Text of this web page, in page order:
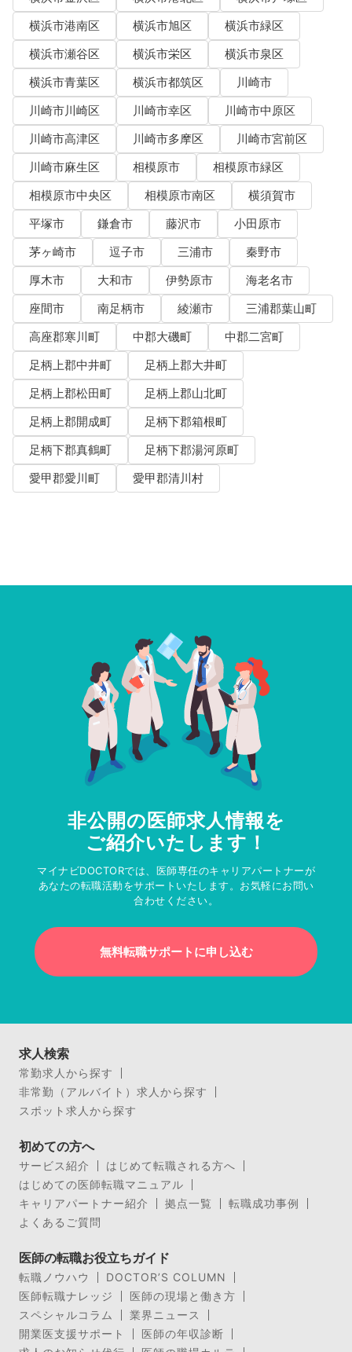
横浜市港南区
横浜市旭区
横浜市緑区
横浜市瀬谷区
横浜市栄区
横浜市泉区
横浜市青葉区
横浜市都筑区
川崎市
川崎市川崎区
川崎市幸区
川崎市中原区
川崎市高津区
川崎市多摩区
川崎市宮前区
川崎市麻生区
相模原市
相模原市緑区
相模原市中央区
相模原市南区
横須賀市
平塚市
鎌倉市 藤沢市
小田原市
茅ヶ崎市
逗子市 三浦市
秦野市
厚木市
大和市 伊勢原市
海老名市
座間市
南足柄市 綾瀬市
三浦郡葉山町
高座郡寒川町
中郡大磯町
中郡二宮町
足柄上郡中井町
足柄上郡大井町
足柄上郡松田町
足柄上郡山北町
足柄上郡開成町
足柄下郡箱根町
足柄下郡真鶴町
足柄下郡湯河原町
愛甲郡愛川町
愛甲郡清川村
非公開の医師求人情報を
ご紹介いたします！
マイナビDOCTORでは、医師専任のキャリアパートナーが
あなたの転職活動をサポートいたします。お気軽にお問い
合わせください。
無料転職サポートに申し込む
求人検索
常勤求人から探す
非常勤（アルバイト）求人から探す
スポット求人から探す
初めての方へ
サービス紹介
はじめて転職される方へ
はじめての医師転職マニュアル
キャリアパートナー紹介
拠点一覧
転職成功事例
よくあるご質問
医師の転職お役立ちガイド
転職ノウハウ
DOCTOR’S COLUMN
医師転職ナレッジ
医師の現場と働き方
スペシャルコラム
業界ニュース
開業医支援サポート
医師の年収診断